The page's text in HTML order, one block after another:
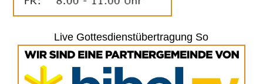
Live Gottesdienstübertragung So